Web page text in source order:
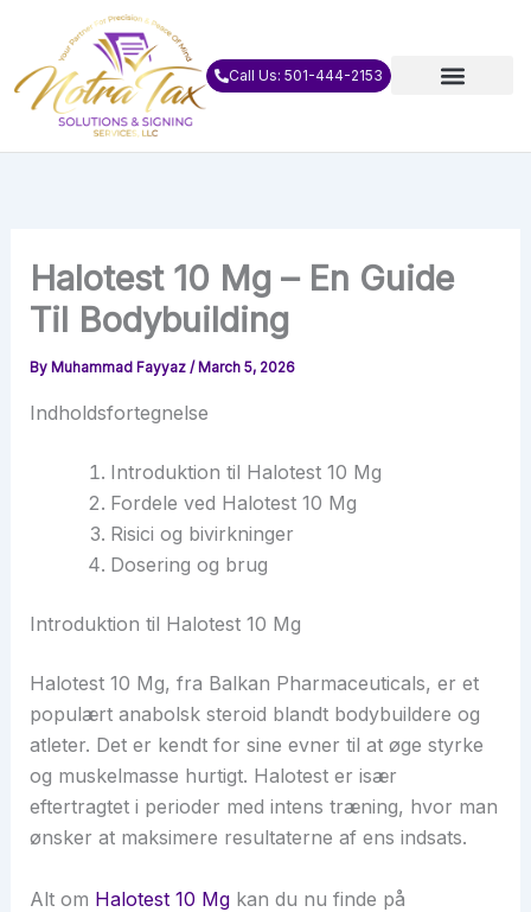
content
Call Us: 501-444-2153
Halotest 10 Mg – En Guide
Til Bodybuilding
By Muhammad Fayyaz / March 5, 2026
Indholdsfortegnelse
Introduktion til Halotest 10 Mg
Fordele ved Halotest 10 Mg
Risici og bivirkninger
Dosering og brug
Introduktion til Halotest 10 Mg
Halotest 10 Mg, fra Balkan Pharmaceuticals, er et
populært anabolsk steroid blandt bodybuildere og
atleter. Det er kendt for sine evner til at øge styrke
og muskelmasse hurtigt. Halotest er især
eftertragtet i perioder med intens træning, hvor man
ønsker at maksimere resultaterne af ens indsats.
Alt om Halotest 10 Mgkan du nu finde på